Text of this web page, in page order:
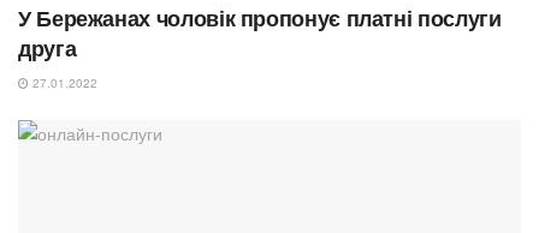
У Бережанах чоловік пропонує платні послуги
друга
27.01.2022